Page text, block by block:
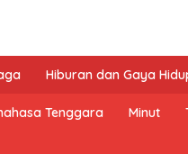
Hiburan dan Gaya
Tenggara Minut